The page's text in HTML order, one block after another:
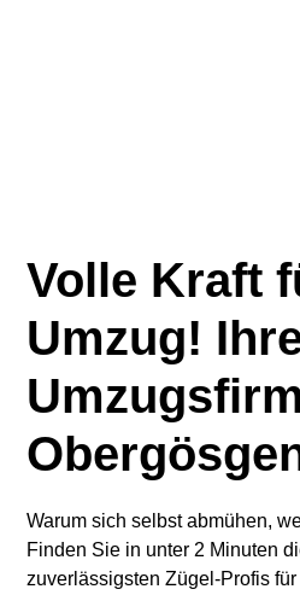
Volle Kraft
Umzug!
Warum sich selbst abmühen,
Finden Sie in unter 2 Minuten
zuverlässigsten Zügel-Profis